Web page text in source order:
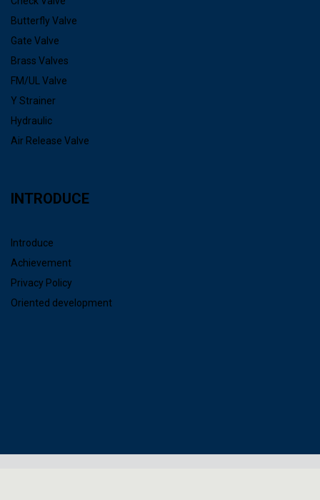
Butterfly Valve
Gate Valve
Brass Valves
FM/UL Valve
Y Strainer
Hydraulic
Air Release Valve
INTRODUCE
Introduce
Achievement
Privacy Policy
Oriented development